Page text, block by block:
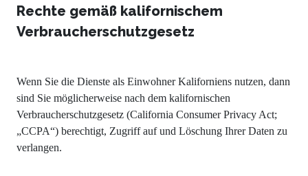
Rechte gemäß kalifornischem
Verbraucherschutzgesetz
Wenn Sie die Dienste als Einwohner Kaliforniens nutzen, dann
sind Sie möglicherweise nach dem kalifornischen
Verbraucherschutzgesetz (California Consumer Privacy Act;
„CCPA“) berechtigt, Zugriff auf und Löschung Ihrer Daten zu
verlangen.